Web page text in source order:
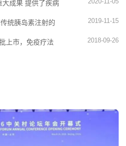
成果 提供了疾病
统胰岛素注射的
2019-11-15
上市，免疫疗法
2018-09-26